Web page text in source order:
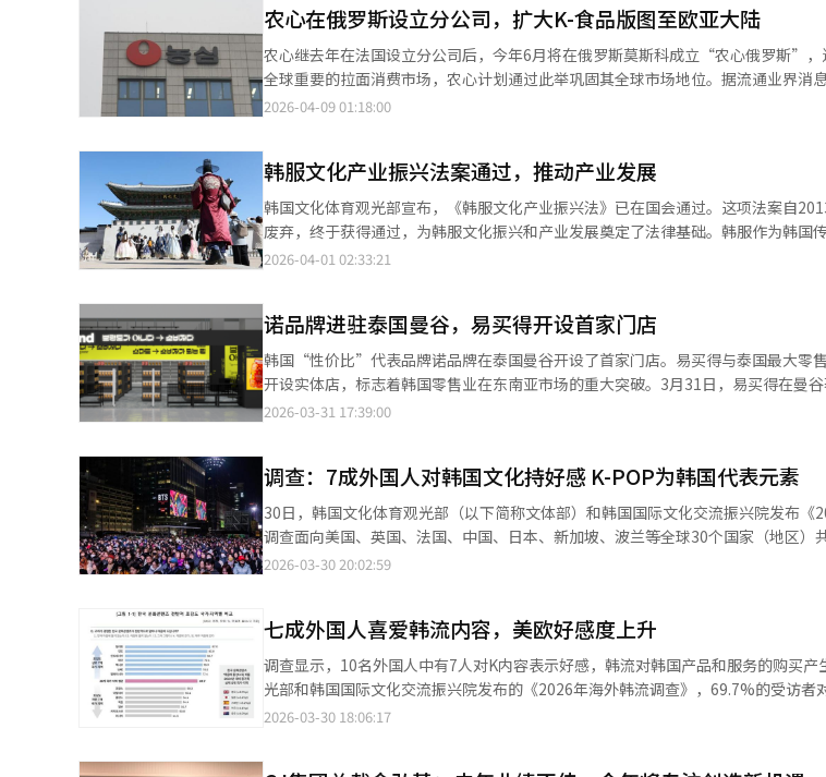
人表示：“我们在试营业期间收集了当地消费者的反馈，提升了运营的完整性。通
扩大品牌知名度，并稳定地进入市场。”※ 本报道经人工智能（AI）系统翻译与编辑
查，韩国文化内容的好感度达到69.7%，但对传统文化的认知度相对较低。郑会长
区分是日本和服还是中国服饰。他认为，韩服的全球化过程中，标准逐渐模糊。实
景福宫和北村韩屋村已成为必选项目。然而，他们穿的韩服多为与传统结构相去甚
福宫看到的韩服中，许多是中国制造，几乎接近角色扮演的水平。国家遗产厅数据
宫、昌庆宫、德寿宫等地的游客从2020年的约15万增加到2023年的180万，2024年
符合宫殿品格的韩服，基本形式应保持上衣和裙裤的结构。郑会长认为，韩服的全
主要原因。他提到，在埃菲尔铁塔前穿韩服拍照时，常被误认为是中国游客。在AI
年国际计算机视觉学会的研究显示，主要视觉和语言模型对韩服的识别准确率仅约
传统服饰。这是由于西方中心数据偏重的学习结构所致。为弥补这些不足，政策和
女士最近推动“韩服生活”申遗，并扩大相关学术研究和活动。郑会长强调，文化
缩小。他警告说，韩服若不被正确记录，最终可能只会成为博物馆中的遗产。
农心在俄罗斯设立分公司，扩大K-食品版图至欧亚大陆
农心继去年在法国设立分公司后，今年6月将在俄罗斯莫斯科成立“农心俄罗斯”
全球重要的拉面消费市场，农心计划通过此举巩固其全球市场地位。据流通业界消
经验，复制其在法国的战略，快速扩展在俄罗斯的市场份额。去年，农心在法国巴
洲市场的占有率创下新高。农心计划在俄罗斯市场复制其欧洲的成功策略，目标是
售额。俄罗斯和独联体地区的拉面市场规模约为10亿美元，去年俄罗斯对韩国拉面
于高端拉面市场，推出200卢布以上的“高端K-拉面”，并通过与当地物流和销售
心还计划通过俄罗斯最大连锁店“X5”和“马格尼特”加速产品入驻，并在“奥宗
牌馆。为支持俄罗斯市场的需求，农心将在下半年完成釜山“绿山出口专用工厂”的
力。农心将通过俄罗斯分公司，将在欧洲获得的热烈反响扩展至整个欧亚大陆。※
与编辑。
2026-04-09 01:18:00
韩服文化产业振兴法案通过，推动产业发展
韩国文化体育观光部宣布，《韩服文化产业振兴法》已在国会通过。这项法案自
废弃，终于获得通过，为韩服文化振兴和产业发展奠定了法律基础。韩服作为韩国
及，逐渐在日常生活中减少。然而，近年来，年轻一代重新诠释韩服，推动了生活
才、支持创业和制作、促进研发等措施，并将每年10月21日定为“韩服日”，以提
借此法案推动韩服的日常化、产业化和全球化。通过与节日和“韩服文化周”相结
文化机构的合作，提供丰富的韩服体验项目。在产业化方面，将扩大“韩服浪潮”
通过与韩流明星合作进行多渠道宣传。今年8月将在东大门设计广场举办“韩服商店
作服的可及性。为实现全球化，计划在国际时装周等活动中推广韩服，并在奥运会
系统翻译与编辑。
2026-04-01 02:33:21
诺品牌进驻泰国曼谷，易买得开设首家门店
韩国“性价比”代表品牌诺品牌在泰国曼谷开设了首家门店。易买得与泰国最大零
开设实体店，标志着韩国零售业在东南亚市场的重大突破。3月31日，易买得在曼
纳”开设了诺品牌泰国首家门店，面积约255平方米。该店专注于展示诺品牌的核
店。双方在去年7月签署了主特许经营合同，仅8个月后便开设了首家门店，显示出
店的最大特点是“最具韩国特色”，2300多种商品中约1500种为韩国产品，比例为
内27%的面积为“熟食区”，提供韩国特色小吃如炒年糕、鱼饼、紫菜包饭等，
化。易买得在东南亚的扩展势头迅猛，2024年12月进入老挝后，短短几个月内便扩
次泰国门店的开设，巩固老挝和泰国之间的“东南亚韩流零售带”。业内认为，易买
负责人姜英锡表示：“泰国诺品牌1号店不仅是一个门店，更是向东南亚展示韩流零
过多元化的海外业务，向全球客户提供新的购物体验。”※ 本报道经人工智能（AI
2026-03-31 17:39:00
调查：7成外国人对韩国文化持好感 K-POP为韩国代表元素
30日，韩国文化体育观光部（以下简称文体部）和韩国国际文化交流振兴院发布《
调查面向美国、英国、法国、中国、日本、新加坡、波兰等全球30个国家（地区）
的受访者，于去年11月13日至12月12日实施。 ▲BTS稳居最具影响力韩流明星首位 本次调查新增最具影响力韩流明
连续8年蝉联最受欢迎歌手，BLACKPINK以12.6%的支持率连续7年位居第2位。演
联最受欢迎演员。 在影视方面，奈飞原创韩剧《鱿鱼游戏》连续5年排名电视剧类别首位，电影《寄生虫》（8.4%）
连续6年蝉联榜首。电视剧《苦尽柑来遇见你》《暴君的厨师》等也排名前列，但
多数仅在1%左右，受访者仍多青睐于经典作品。 ▲欧美对韩国文化好感度上升 69.7%的受访者对韩国文化内容持有
好感，并对购买韩国产品及服务产生积极影响。尤其是菲律宾（87%）、印度（
2026-03-30 20:02:59
七成外国人喜爱韩流内容，美欧好感度上升
调查显示，10名外国人中有7人对K内容表示好感，韩流对韩国产品和服务的购买
光部和韩国国际文化交流振兴院发布的《2026年海外韩流调查》，69.7%的受访者
个海外地区进行，样本扩大至2.74万人。东南亚国家如菲律宾（87.0%）、印度（
2026-03-30 18:06:17